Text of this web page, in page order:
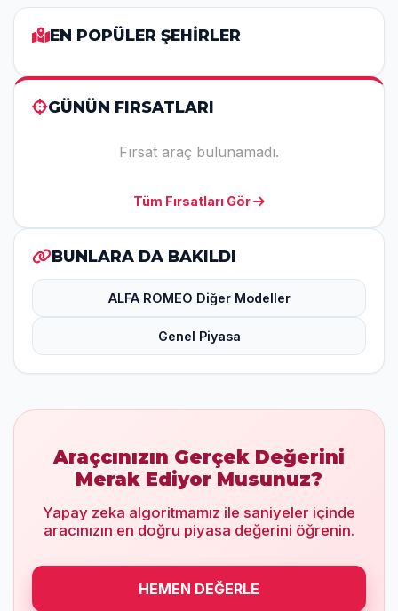
EN POPÜLER ŞEHİRLER
GÜNÜN FIRSATLARI
Fırsat araç bulunamadı.
Tüm Fırsatları Gör
BUNLARA DA BAKILDI
ALFA ROMEO Diğer Modeller
Genel Piyasa
Araçcınızın Gerçek Değerini
Merak Ediyor Musunuz?
Yapay zeka algoritmamız ile saniyeler içinde
aracınızın en doğru piyasa değerini öğrenin.
HEMEN DEĞERLE